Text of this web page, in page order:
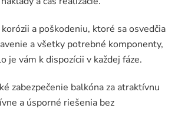
a poškodeniu, ktoré sa osvedčia
a všetky potrebné komponenty,
vám k dispozícii v každej fáze.
zabezpečenie balkóna za atraktívnu
a úsporné riešenia bez